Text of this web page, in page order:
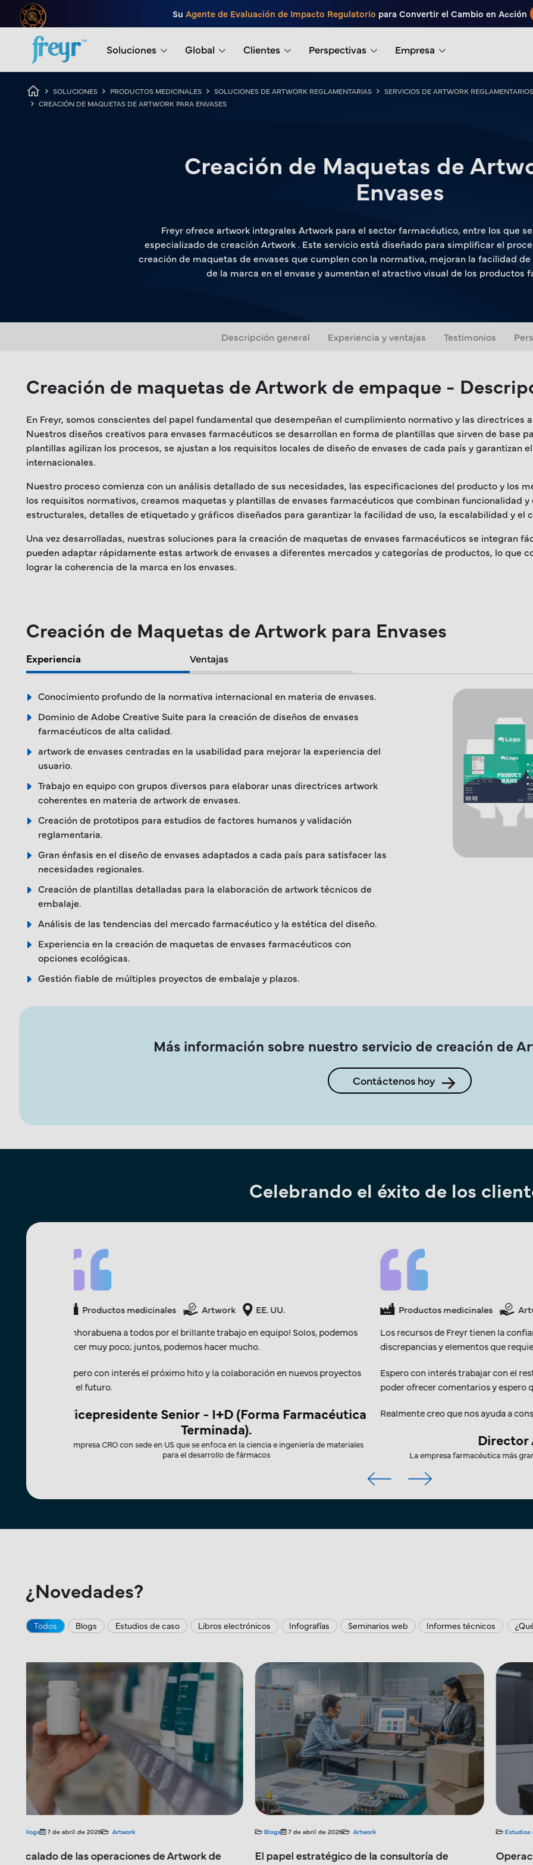
Saltar al contenido principal
Su Agente de Evaluación de Impacto Regulatorio para Convertir el Cambio en Acción
Soluciones Global Clientes Perspectivas Empresa
Ruta de navegación
SOLUCIONES PRODUCTOS MEDICINALES SOLUCIONES DE ARTWORK REGLAMENTARIAS SERVICIOS DE ARTWORK REGLAMENTARIOS
CREACIÓN DE MAQUETAS DE ARTWORK PARA ENVASES
Creación de Maquetas de
Envases
Freyr ofrece artwork integrales Artwork para el sector farmacéutico, entre los que
especializado de creación Artwork . Este servicio está diseñado para simplificar el
creación de maquetas de envases que cumplen con la normativa, mejoran la facilidad
de la marca en el envase y aumentan el atractivo visual de los productos
Descripción general Experiencia y ventajas Testimonios
Creación de maquetas de Artwork de empaque -
En Freyr, somos conscientes del papel fundamental que desempeñan el cumplimiento normativo y las directrices
Nuestros diseños creativos para envases farmacéuticos se desarrollan en forma de plantillas que sirven de base
plantillas agilizan los procesos, se ajustan a los requisitos locales de diseño de envases de cada país y garantizan
internacionales.
Nuestro proceso comienza con un análisis detallado de sus necesidades, las especificaciones del producto y los
los requisitos normativos, creamos maquetas y plantillas de envases farmacéuticos que combinan funcionalidad
estructurales, detalles de etiquetado y gráficos diseñados para garantizar la facilidad de uso, la escalabilidad y el
Una vez desarrolladas, nuestras soluciones para la creación de maquetas de envases farmacéuticos se integran
pueden adaptar rápidamente estas artwork de envases a diferentes mercados y categorías de productos, lo que
lograr la coherencia de la marca en los envases.
Creación de Maquetas de Artwork para Envases
Experiencia Ventajas
Conocimiento profundo de la normativa internacional en materia de envases.
Dominio de Adobe Creative Suite para la creación de diseños de envases
farmacéuticos de alta calidad.
artwork de envases centradas en la usabilidad para mejorar la experiencia del
usuario.
Trabajo en equipo con grupos diversos para elaborar unas directrices artwork
coherentes en materia de artwork de envases.
Creación de prototipos para estudios de factores humanos y validación
reglamentaria.
Gran énfasis en el diseño de envases adaptados a cada país para satisfacer las
necesidades regionales.
Creación de plantillas detalladas para la elaboración de artwork técnicos de
embalaje.
Análisis de las tendencias del mercado farmacéutico y la estética del diseño.
Experiencia en la creación de maquetas de envases farmacéuticos con
opciones ecológicas.
Gestión fiable de múltiples proyectos de embalaje y plazos.
Más información sobre nuestro servicio de creación de
Contáctenos hoy
Celebrando el éxito de los
Productos medicinales Artwork
EE. UU.
Los recursos de Freyr tienen la confianza de señalar problemas,
discrepancias y elementos que requieren atención.
Espero con interés trabajar con el resto del equipo; estoy agradecido de
poder ofrecer comentarios y espero que este intercambio sea frecuente.
Realmente creo que nos ayuda a construir un equipo sólido y capaz.
Director Asociado
La empresa farmacéutica más grande a nivel mundial con sede en US
Productos medicinales
Muchas gracias por su amplio
apreciamos su increíble
Asuntos
Empresa CRO con sede en US que
¿Novedades?
Todos Blogs Estudios de caso Libros electrónicos Infografías Seminarios web Informes técnicos
Blogs 7 de abril de 2026 Artwork
El papel estratégico de la consultoría de
Estudios de caso 6 de febrero de 2026
Operaciones de Artwork de Empaque para una